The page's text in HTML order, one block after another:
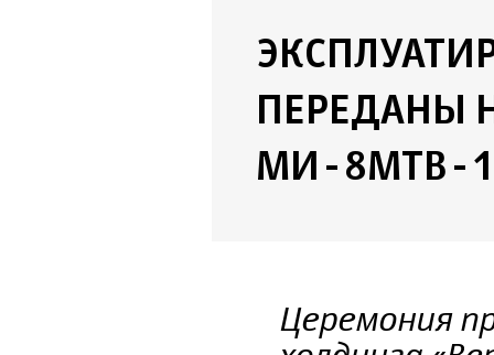
ПЕРЕДАНЫ
МИ-8МТВ-1
Церемония